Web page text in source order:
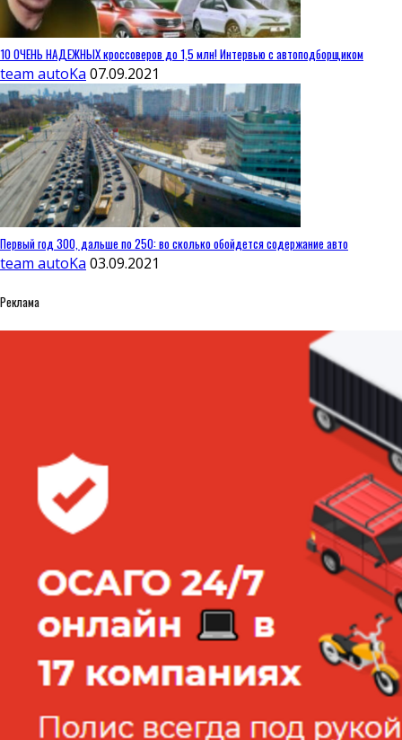
10 ОЧЕНЬ НАДЕЖНЫХ кроссоверов до 1,5 млн! Интервью с автоподборщиком
team autoKa 07.09.2021
Первый год 300, дальше по 250: во сколько обойдется содержание авто
team autoKa 03.09.2021
Реклама